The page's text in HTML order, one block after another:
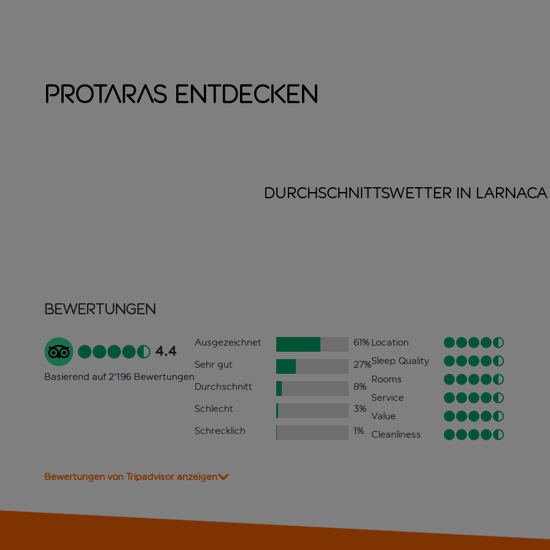
Protaras entdecken
DURCHSCHNITTSWETTER IN LARNACA
Bewertungen
4.4
Basierend auf 2'196 Bewertungen
Ausgezeichnet 61%
Sehr gut
27%
Durchschnitt
8%
Schlecht
3%
Schrecklich
1%
Location
Sleep Quality
Rooms
Service
Value
Cleanliness
Bewertungen von Tripadvisor anzeigen